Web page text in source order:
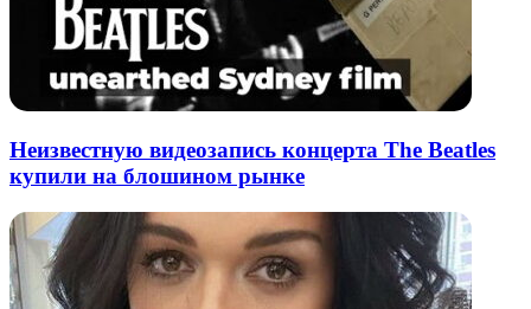
Неизвестную видеозапись концерта The Beatles
купили на блошином рынке